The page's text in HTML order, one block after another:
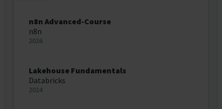
n8n Advanced-Course
n8n
2026
Lakehouse Fundamentals
Databricks
2024